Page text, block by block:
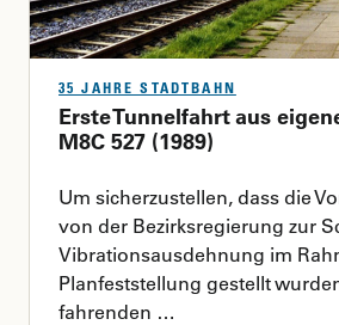
35 JAHRE STADTBAHN
Erste Tunnelfahrt aus
M8C 527 (1989)
Um sicherzustellen, dass die
von der Bezirksregierung zur
Vibrationsausdehnung im
Planfeststellung gestellt
fahrenden …